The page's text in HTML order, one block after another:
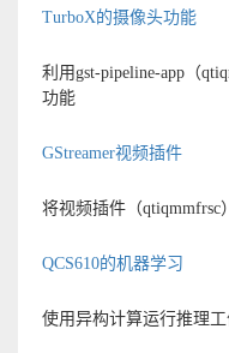
TurboX的摄像头功能
利用gst-pipeline-app（
功能
GStreamer视频插件
将视频插件（qtiqmmfrsc
QCS610的机器学习
使用异构计算运行推理